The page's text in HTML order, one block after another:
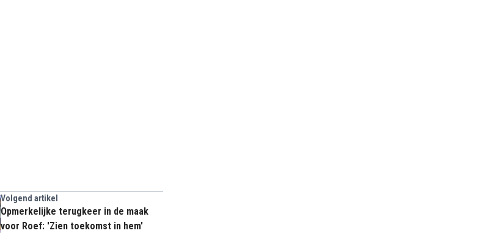
Volgend artikel
Opmerkelijke terugkeer in de maak
voor Roef: 'Zien toekomst in hem'